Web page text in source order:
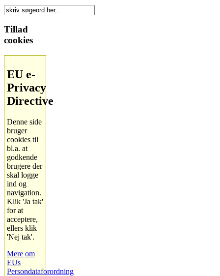
Tillad
cookies
EU e-
Privacy
Directive
Denne side
bruger
cookies til
bl.a. at
godkende
brugere der
skal logge
ind og
navigation.
Klik 'Ja tak'
for at
acceptere,
ellers klik
'Nej tak'.
Mere om
EUs
Persondataforordning